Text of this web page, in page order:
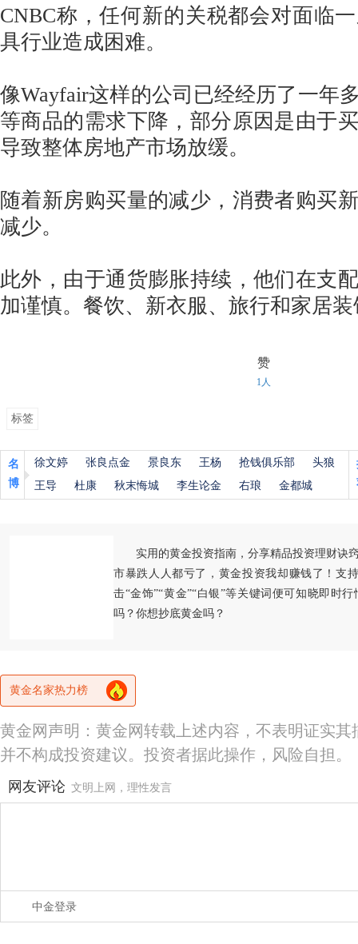
CNBC称，任何新的关税都会对面临
具行业造成困难。
像Wayfair这样的公司已经经历了一年
等商品的需求下降，部分原因是由于
导致整体房地产市场放缓。
随着新房购买量的减少，消费者购买
减少。
此外，由于通货膨胀持续，他们在支
加谨慎。餐饮、新衣服、旅行和家居
赞
1人
标签
名
博
徐文婷 张良点金 景良东 王杨 抢钱俱乐部
头狼
王导
杜康 秋末悔城 李生论金 右琅 金都城
实用的黄金投资指南，分享精品投资理财诀
市暴跌人人都亏了，黄金投资我却赚钱了！支
击“金饰”“黄金”“白银”等关键词便可知晓即时
吗？你想抄底黄金吗？
黄金名家热力榜
黄金网声明：黄金网转载上述内容，不表明证实
并不构成投资建议。投资者据此操作，风险自担。
网友评论 文明上网，理性发言
中金登录